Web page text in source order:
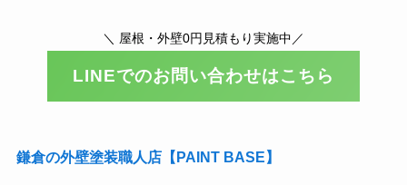
＼ 屋根・外壁0円見積もり実施中／
LINEでのお問い合わせはこちら
鎌倉の外壁塗装職人店【PAINT BASE】